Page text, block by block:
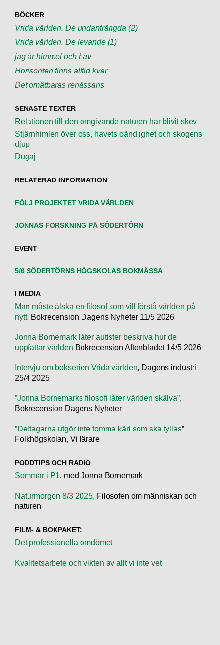
BÖCKER
Vrida världen. De undanträngda (2)
Vrida världen. De levande (1)
jag är himmel och hav
Horisonten finns alltid kvar
Det omätbaras renässans
SENASTE TEXTER
Relationen till den omgivande naturen har blivit skev
Stjärnhimlen över oss, havets oändlighet och skogens
djup
Dugaj
RELATERAD INFORMATION
FÖLJ PROJEKTET VRIDA VÄRLDEN
JONNAS FORSKNING PÅ SÖDERTÖRN
EVENT
5/6 SÖDERTÖRNS HÖGSKOLAS BOKMÄSSA
I MEDIA
Man måste älska en filosof som vill förstå världen på
nytt, Bokrecension Dagens Nyheter 11/5 2026
Jonna Bornemark låter autister beskriva hur de
uppfattar världen Bokrecension Aftonbladet 14/5 2026
Intervju om bokserien Vrida världen, Dagens industri
25/4 2025
”Jonna Bornemarks filosofi låter världen skälva”,
Bokrecension Dagens Nyheter
”Deltagarna utgör inte tomma kärl som ska fyllas”
Folkhögskolan, Vi lärare
PODDTIPS OCH RADIO
Sommar i P1, med Jonna Bornemark
Naturmorgon 8/3 2025, Filosofen om människan och
naturen
FILM- & BOKPAKET:
Det professionella omdömet
Kvalitetsarbete och vikten av allt vi inte vet